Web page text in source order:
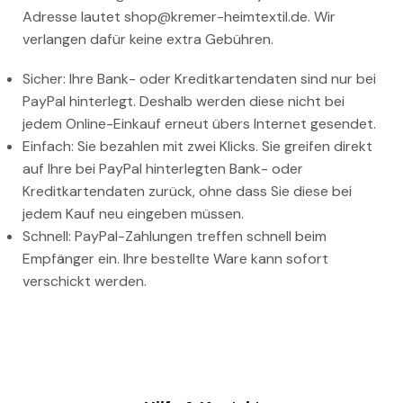
Adresse lautet shop@kremer-heimtextil.de. Wir
verlangen dafür keine extra Gebühren.
Sicher: Ihre Bank- oder Kreditkartendaten sind nur bei
PayPal hinterlegt. Deshalb werden diese nicht bei
jedem Online-Einkauf erneut übers Internet gesendet.
Einfach: Sie bezahlen mit zwei Klicks. Sie greifen direkt
auf Ihre bei PayPal hinterlegten Bank- oder
Kreditkartendaten zurück, ohne dass Sie diese bei
jedem Kauf neu eingeben müssen.
Schnell: PayPal-Zahlungen treffen schnell beim
Empfänger ein. Ihre bestellte Ware kann sofort
verschickt werden.